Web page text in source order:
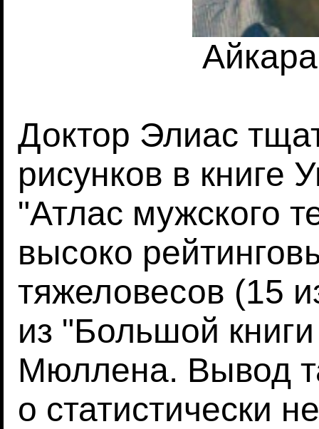
Доктор Элиас
рисунков в книге
"Атлас мужского
высоко
тяжеловесов (15
из "Большой
Мюллена. Вывод
о статистически